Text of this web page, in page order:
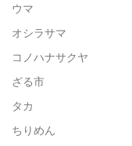
ウマ
オシラサマ
コノハナサクヤ
ざる市
タカ
ちりめん